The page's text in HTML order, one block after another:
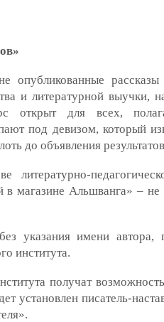
опубликованные
и литературной выучки,
открыт для всех,
под девизом, который
до объявления
литературно-
в магазине Альшванга» –
указания имени автора,
института.
получат
установлен писатель-